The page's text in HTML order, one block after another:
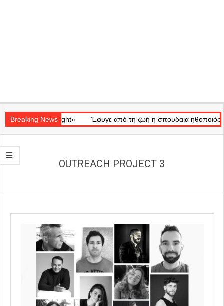
Navigation
Menu
Breaking News
«Ray of Light» Έφυγε από τη ζωή η σπουδαία ηθοποιός Μάρω
OUTREACH PROJECT 3